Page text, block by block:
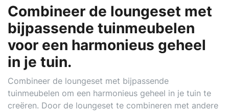
Combineer de loungeset met
bijpassende tuinmeubelen
voor een harmonieus geheel
in je tuin.
Combineer de loungeset met bijpassende
tuinmeubelen om een harmonieus geheel in je tuin te
creëren. Door de loungeset te combineren met andere